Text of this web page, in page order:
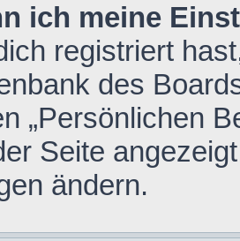
ich meine
registriert
des
„Persönlichen
Seite
ändern.